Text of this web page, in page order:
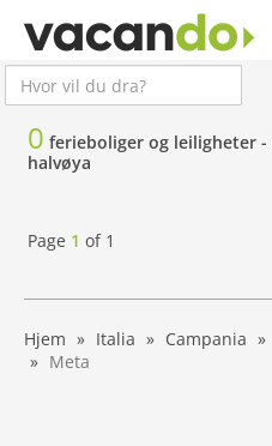
0 ferieboliger og leiligheter -
halvøya
Page 1 of 1
Hjem Italia Campania
Meta